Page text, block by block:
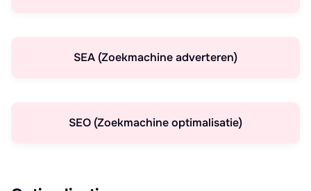
SEA (Zoekmachine adverteren)
SEO (Zoekmachine optimalisatie)